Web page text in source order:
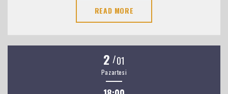
READ MORE
2 /01
Pazartesi